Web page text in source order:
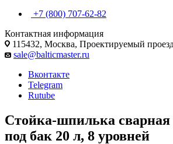
+7 (800) 707-62-82
Контактная информация
115432, Москва, Проектируемый
sale@balticmaster.ru
Вконтакте
Telegram
Rutube
Стойка-шпилька
под бак 20 л, 8 уровней